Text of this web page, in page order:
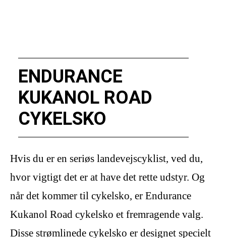
ENDURANCE
KUKANOL ROAD
CYKELSKO
Hvis du er en seriøs landevejscyklist, ved du,
hvor vigtigt det er at have det rette udstyr. Og
når det kommer til cykelsko, er Endurance
Kukanol Road cykelsko et fremragende valg.
Disse strømlinede cykelsko er designet specielt